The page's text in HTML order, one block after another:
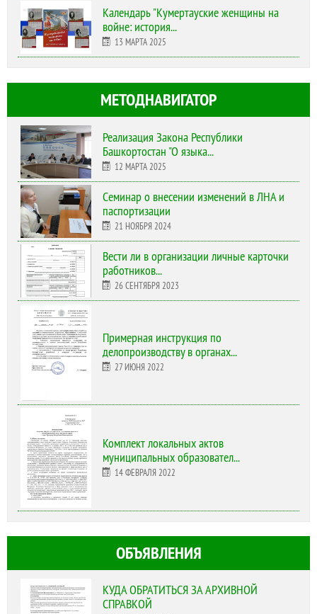
Календарь "Кумертауские женщины на
войне: история...
13 МАРТА 2025
МЕТОДНАВИГАТОР
Реализация Закона Республики
Башкортостан "О языка...
12 МАРТА 2025
Cеминар о внесении изменений в ЛНА и
паспортизации
21 НОЯБРЯ 2024
Вести ли в организации личные карточки
работников...
26 СЕНТЯБРЯ 2023
Примерная инструкция по
делопроизводству в органах...
27 ИЮНЯ 2022
Комплект локальных актов
муниципальных образовател...
14 ФЕВРАЛЯ 2022
ОБЪЯВЛЕНИЯ
КУДА ОБРАТИТЬСЯ ЗА АРХИВНОЙ
СПРАВКОЙ